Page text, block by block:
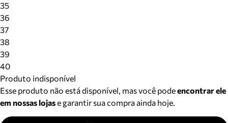
35
36
37
38
39
40
Produto indisponível
Esse produto não está disponível, mas você podeencontrar ele
em nossas lojase garantir sua compra ainda hoje.